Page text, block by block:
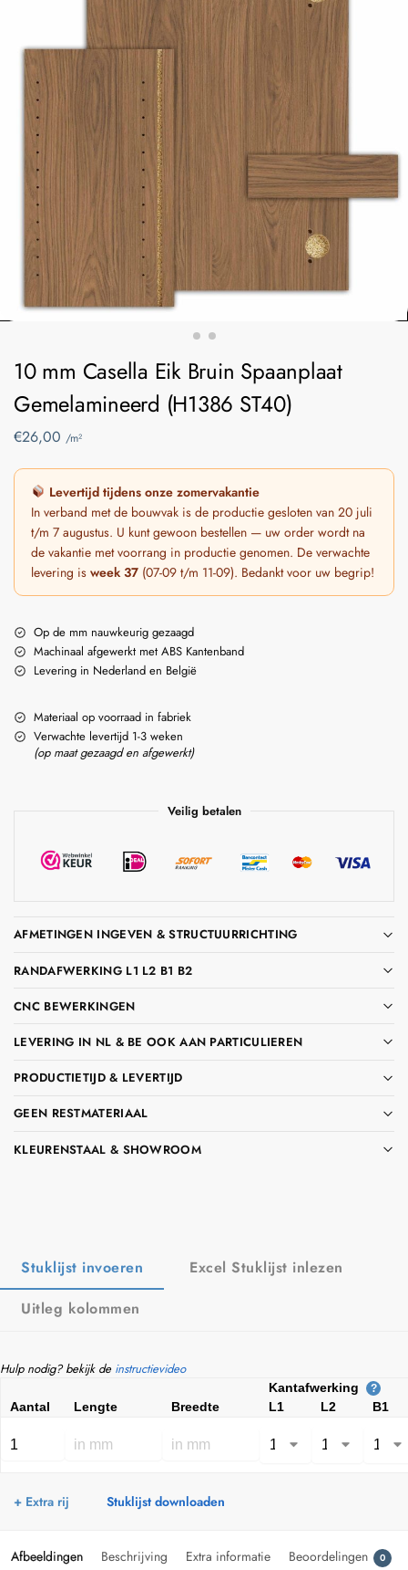
10 mm Casella Eik Bruin Spaanplaat
Gemelamineerd (H1386 ST40)
€26,00 /m²
Levertijd tijdens onze zomervakantie
In verband met de bouwvak is de productie gesloten van 20 juli
t/m 7 augustus. U kunt gewoon bestellen — uw order wordt na
de vakantie met voorrang in productie genomen. De verwachte
levering is week 37 (07-09 t/m 11-09). Bedankt voor uw begrip!
Op de mm nauwkeurig gezaagd
Machinaal afgewerkt met ABS Kantenband
Levering in Nederland en België
Materiaal op voorraad in fabriek
Verwachte levertijd 1-3 weken
(op maat gezaagd en afgewerkt)
Veilig betalen
AFMETINGEN INGEVEN & STRUCTUURRICHTING
RANDAFWERKING L1 L2 B1 B2
CNC BEWERKINGEN
LEVERING IN NL & BE OOK AAN PARTICULIEREN
PRODUCTIETIJD & LEVERTIJD
GEEN RESTMATERIAAL
KLEURENSTAAL & SHOWROOM
Stuklijst invoeren
Excel Stuklijst inlezen
Uitleg kolommen
Hulp nodig? bekijk de instructievideo
Kantafwerking ?
Aantal Lengte Breedte L1 L2 B1
+ Extra rij Stuklijst downloaden
Afbeeldingen Beschrijving Extra informatie Beoordelingen 0